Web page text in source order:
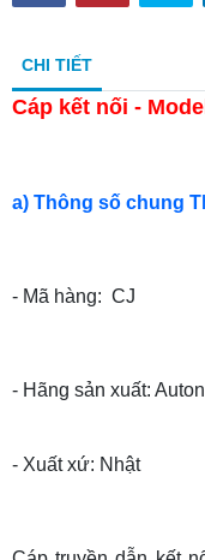
CHI TIẾT
Cáp kết nối -
a) Thông số chung
- Mã hàng: CJ
- Hãng sản xuất:
- Xuất xứ: Nhật